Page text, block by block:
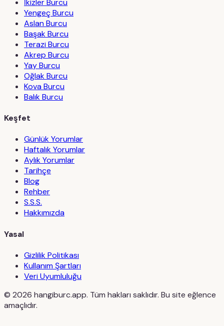
İkizler Burcu
Yengeç Burcu
Aslan Burcu
Başak Burcu
Terazi Burcu
Akrep Burcu
Yay Burcu
Oğlak Burcu
Kova Burcu
Balık Burcu
Keşfet
Günlük Yorumlar
Haftalık Yorumlar
Aylık Yorumlar
Tarihçe
Blog
Rehber
S.S.S.
Hakkımızda
Yasal
Gizlilik Politikası
Kullanım Şartları
Veri Uyumluluğu
© 2026 hangiburc.app. Tüm hakları saklıdır. Bu site eğlence
amaçlıdır.